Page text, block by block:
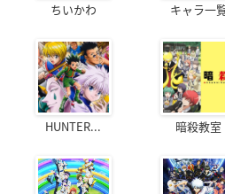
ちいかわ キャラ一
HUNTER... 暗殺教室